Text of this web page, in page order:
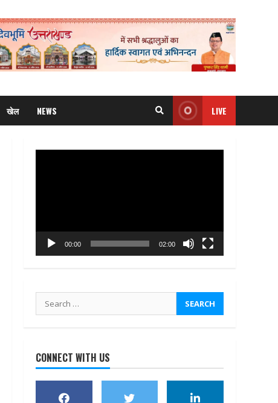
खेल NEWS LIVE
00:00 02:00
Search
for:
CONNECT WITH US